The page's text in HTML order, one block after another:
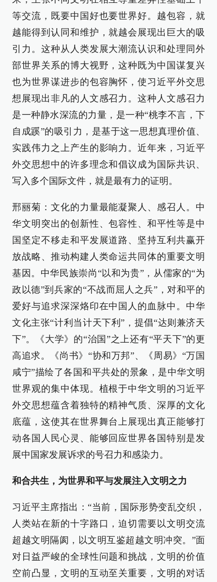
等交流，既要中国好也要世界好。越包容，就
越能得到认同和维护，就越会展现出巨大的吸
引力。这种从人类发展大潮流认识和处理同外
部世界关系的博大视野，这种既为中国谋复兴
也为世界谋进步的包容胸怀，使习近平外交思
想展现出非凡的人文感召力。这种人文感召力
是一种静水深流的力量，是一种“桃李不言，下
自成蹊”的吸引力，是基于这一思想真理价值、
实践伟力之上产生的影响力。近年来，习近平
外交思想中的许多理念和倡议成为国际共识、
写入多个国际文件，就是最有力的证明。
邢丽菊：文化的力量最能凝聚人、感召人。中
华文明突出的创新性、包容性、和平性等是中
国坚定不移走和平发展道路、坚持互利共赢开
放战略、推动构建人类命运共同体的重要文明
基因。中华民族崇尚“以和为贵”，从儒家的“为
政以德”到兵家的“不战而屈人之兵”，对和平的
爱好与追求深深烙印在中国人的血脉中。中华
文化主张“计利当计天下利”，提倡“达则兼济天
下”。《大学》的“治国”之上还有“平天下”的更
高追求。《尚书》“协和万邦”、《周易》“万国
咸宁”描绘了各国和平共处的景象，是中华文明
世界观的集中体现。植根于中华文明的习近平
外交思想蕴含着独特的精神气质、深厚的文化
底蕴，这使其在世界舞台上展现出真正能够打
动各国人民心灵、能够回应世界各国特别是发
展中国家发展诉求的号召力和感染力。
和合共生，为世界和平与发展注入文明之力
习近平主席指出：“当前，国际形势变乱交织，
人类站在新的十字路口，迫切需要以文明交流
超越文明隔阂，以文明互鉴超越文明冲突。”面
对日益严峻的全球性问题和挑战，文明的价值
空前凸显，文明的互动至关重要，文明的对话